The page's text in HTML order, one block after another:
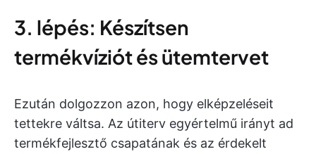
3. lépés: Készítsen
termékvíziót és ütemtervet
Ezután dolgozzon azon, hogy elképzeléseit
tettekre váltsa. Az útiterv egyértelmű irányt ad
termékfejlesztő csapatának és az érdekelt